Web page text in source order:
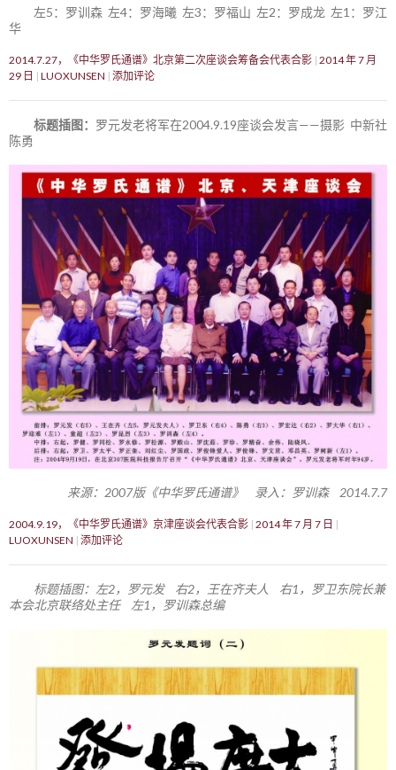
左5：罗训森 左4：罗海曦 左3：罗福山 左2：罗成龙 左1：罗江
华
2014.7.27，《中华罗氏通谱》北京第二次座谈会筹备会代表合影 2014 年 7 月
29 日
LUOXUNSEN 添加评论
标题插图： 罗元发老将军在2004.9.19座谈会发言——摄影 中新社
陈勇
来源：2007版《中华罗氏通谱》 录入：罗训森 2014.7.7
2004.9.19，《中华罗氏通谱》京津座谈会代表合影 2014 年 7 月 7 日
LUOXUNSEN 添加评论
标题插图：左2，罗元发 右2，王在齐夫人 右1，罗卫东院长兼
本会北京联络处主任 左1，罗训森总编